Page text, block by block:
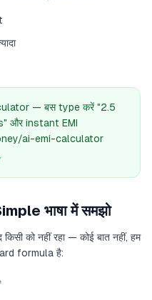
— बस type करें "2.5
और instant EMI
ai-emi-calculator
भाषा में समझो
को नहीं रहा — कोई बात नहीं, हम
formula है: